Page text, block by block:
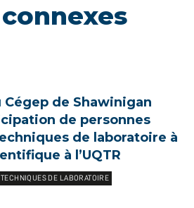
Cégep de Shawinigan
de personnes
de laboratoire à
à l’UQTR
TECHNIQUES DE LABORATOIRE